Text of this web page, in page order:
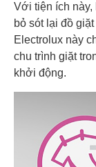
Với tiện ích này,
bỏ sót lại đồ
Electrolux này
chu trình giặt
khởi động.